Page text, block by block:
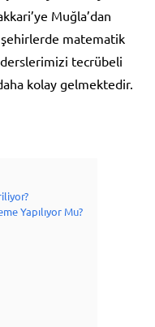
Muğla’dan
şehirlerde matematik
tecrübeli
kolay gelmektedir.
Yapılıyor Mu?